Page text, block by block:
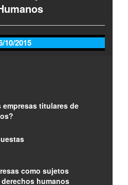
10/2015
empresas titulares de
como sujetos
humanos